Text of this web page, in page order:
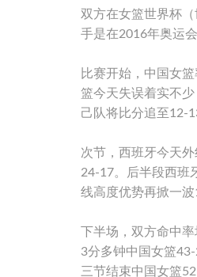
双方在女篮世界杯
手是在2016年奥运
比赛开始，中国女
篮今天失误着实不
己队将比分追至12-
次节，西班牙今天
24-17。后半段西班
线高度优势再掀一
下半场，双方命中
3分多钟中国女篮
三节结束中国女篮